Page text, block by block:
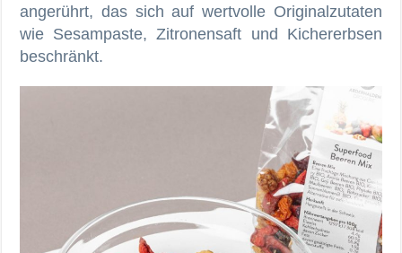
angerührt, das sich auf wertvolle Originalzutaten
wie Sesampaste, Zitronensaft und Kichererbsen
beschränkt.